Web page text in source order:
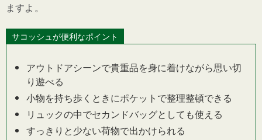
ますよ。
サコッシュが便利なポイント
アウトドアシーンで貴重品を身に着けながら思い切
り遊べる
小物を持ち歩くときにポケットで整理整頓できる
リュックの中でセカンドバッグとしても使える
すっきりと少ない荷物で出かけられる